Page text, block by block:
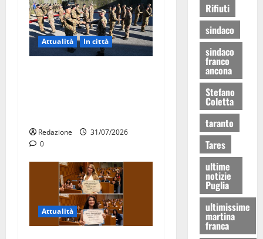
Attualità In città
Redazione
31/07/2026
0
Attualità
Rifiuti
sindaco
sindaco
franco
ancona
Stefano
Coletta
taranto
Tares
ultime
notizie
Puglia
ultimissime
martina
franca